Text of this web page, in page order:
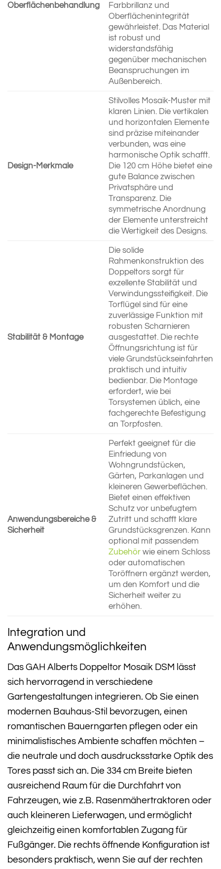
Oberflächenbehandlung
Farbbrillanz und
Oberflächenintegrität
gewährleistet. Das Material
ist robust und
widerstandsfähig
gegenüber mechanischen
Beanspruchungen im
Außenbereich.
Design-Merkmale
Stilvolles Mosaik-Muster mit
klaren Linien. Die vertikalen
und horizontalen Elemente
sind präzise miteinander
verbunden, was eine
harmonische Optik schafft.
Die 120 cm Höhe bietet eine
gute Balance zwischen
Privatsphäre und
Transparenz. Die
symmetrische Anordnung
der Elemente unterstreicht
die Wertigkeit des Designs.
Stabilität & Montage
Die solide
Rahmenkonstruktion des
Doppeltors sorgt für
exzellente Stabilität und
Verwindungssteifigkeit. Die
Torflügel sind für eine
zuverlässige Funktion mit
robusten Scharnieren
ausgestattet. Die rechte
Öffnungsrichtung ist für
viele Grundstückseinfahrten
praktisch und intuitiv
bedienbar. Die Montage
erfordert, wie bei
Torsystemen üblich, eine
fachgerechte Befestigung
an Torpfosten.
Anwendungsbereiche &
Sicherheit
Perfekt geeignet für die
Einfriedung von
Wohngrundstücken,
Gärten, Parkanlagen und
kleineren Gewerbeflächen.
Bietet einen effektiven
Schutz vor unbefugtem
Zutritt und schafft klare
Grundstücksgrenzen. Kann
optional mit passendem
Zubehörwie einem Schloss
oder automatischen
Toröffnern ergänzt werden,
um den Komfort und die
Sicherheit weiter zu
erhöhen.
Integration und
Anwendungsmöglichkeiten
Das GAH Alberts Doppeltor Mosaik DSM lässt
sich hervorragend in verschiedene
Gartengestaltungen integrieren. Ob Sie einen
modernen Bauhaus-Stil bevorzugen, einen
romantischen Bauerngarten pflegen oder ein
minimalistisches Ambiente schaffen möchten –
die neutrale und doch ausdrucksstarke Optik des
Tores passt sich an. Die 334 cm Breite bieten
ausreichend Raum für die Durchfahrt von
Fahrzeugen, wie z.B. Rasenmähertraktoren oder
auch kleineren Lieferwagen, und ermöglicht
gleichzeitig einen komfortablen Zugang für
Fußgänger. Die rechts öffnende Konfiguration ist
besonders praktisch, wenn Sie auf der rechten